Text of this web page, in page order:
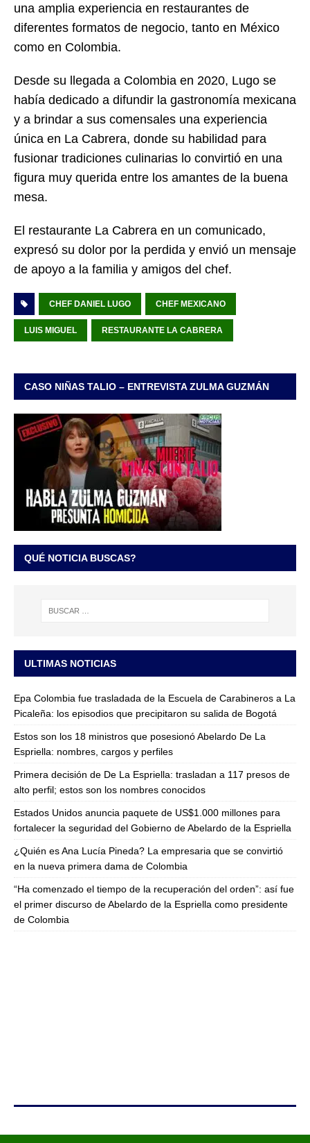
una amplia experiencia en restaurantes de
diferentes formatos de negocio, tanto en México
como en Colombia.
Desde su llegada a Colombia en 2020, Lugo se
había dedicado a difundir la gastronomía mexicana
y a brindar a sus comensales una experiencia
única en La Cabrera, donde su habilidad para
fusionar tradiciones culinarias lo convirtió en una
figura muy querida entre los amantes de la buena
mesa.
El restaurante La Cabrera en un comunicado,
expresó su dolor por la perdida y envió un mensaje
de apoyo a la familia y amigos del chef.
CHEF DANIEL LUGO CHEF MEXICANO
LUIS MIGUEL RESTAURANTE LA CABRERA
CASO NIÑAS TALIO – ENTREVISTA ZULMA GUZMÁN
QUÉ NOTICIA BUSCAS?
ULTIMAS NOTICIAS
Epa Colombia fue trasladada de la Escuela de Carabineros a La
Picaleña: los episodios que precipitaron su salida de Bogotá
Estos son los 18 ministros que posesionó Abelardo De La
Espriella: nombres, cargos y perfiles
Primera decisión de De La Espriella: trasladan a 117 presos de
alto perfil; estos son los nombres conocidos
Estados Unidos anuncia paquete de US$1.000 millones para
fortalecer la seguridad del Gobierno de Abelardo de la Espriella
¿Quién es Ana Lucía Pineda? La empresaria que se convirtió
en la nueva primera dama de Colombia
“Ha comenzado el tiempo de la recuperación del orden”: así fue
el primer discurso de Abelardo de la Espriella como presidente
de Colombia